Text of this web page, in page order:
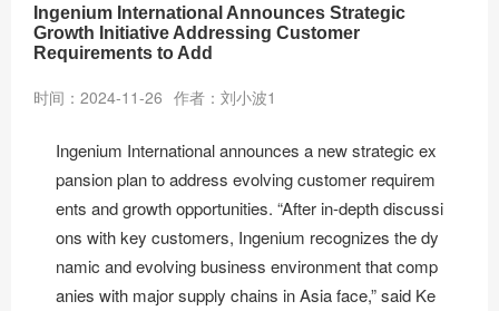
Ingenium International Announces Strategic
Growth Initiative Addressing Customer
Requirements to Add
时间：2024-11-26 作者：刘小波1
Ingenium International announces a new strategic ex
pansion plan to address evolving customer requirem
ents and growth opportunities. “After in-depth discussi
ons with key customers, Ingenium recognizes the dy
namic and evolving business environment that comp
anies with major supply chains in Asia face,” said Ke